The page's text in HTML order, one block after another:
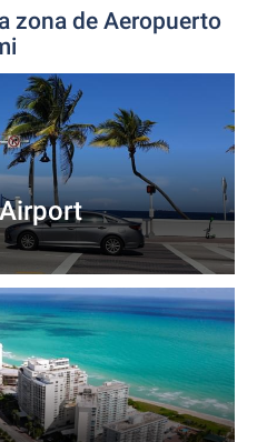
zona de Aeropuerto